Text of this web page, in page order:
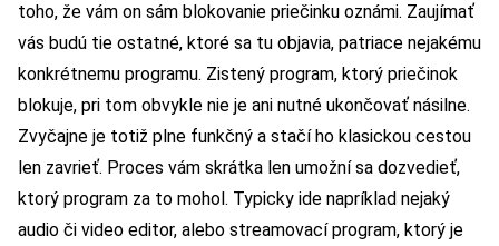
toho, že vám on sám blokovanie priečinku oznámi. Zaujímať
vás budú tie ostatné, ktoré sa tu objavia, patriace nejakému
konkrétnemu programu. Zistený program, ktorý priečinok
blokuje, pri tom obvykle nie je ani nutné ukončovať násilne.
Zvyčajne je totiž plne funkčný a stačí ho klasickou cestou
len zavrieť. Proces vám skrátka len umožní sa dozvedieť,
ktorý program za to mohol. Typicky ide napríklad nejaký
audio či video editor, alebo streamovací program, ktorý je